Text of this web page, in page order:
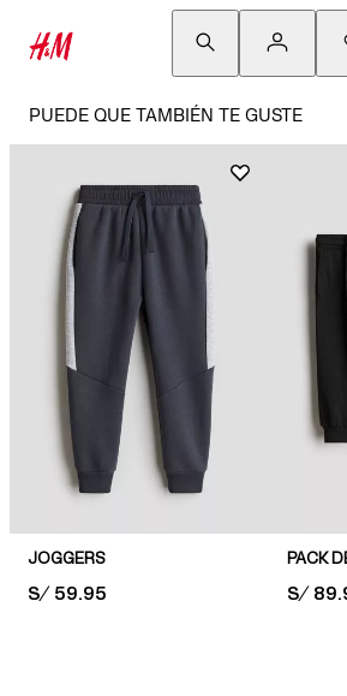
PUEDE QUE TAMBIÉN TE GUSTE
JOGGERS
PRICE:
S/ 59.95
PACK
PRICE:
S/